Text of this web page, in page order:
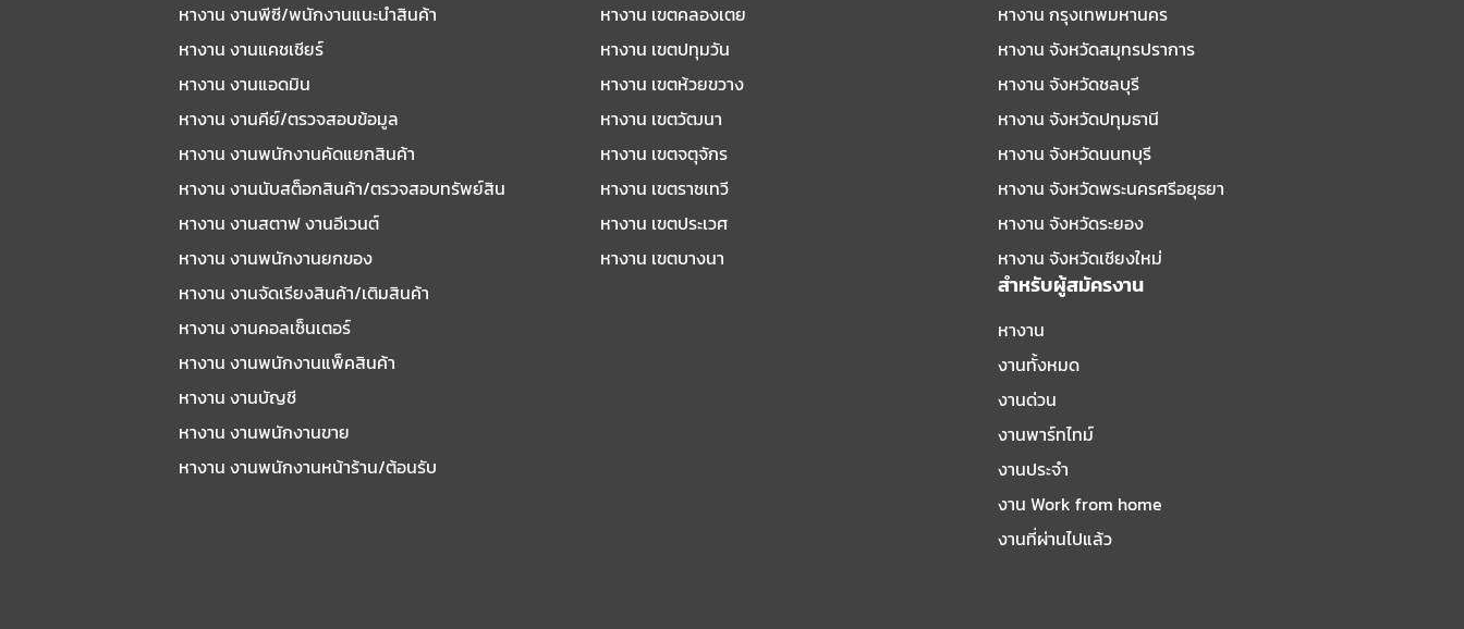
หางาน งานพีซี/พนักงานแนะนําสินค้า
หางาน งานแคชเชียร์
หางาน งานแอดมิน
หางาน งานคีย์/ตรวจสอบข้อมูล
หางาน งานพนักงานคัดแยกสินค้า
หางาน งานนับสต็อกสินค้า/ตรวจสอบทรัพย์สิน
หางาน งานสตาฟ งานอีเวนต์
หางาน งานพนักงานยกของ
หางาน งานจัดเรียงสินค้า/เติมสินค้า
หางาน งานคอลเซ็นเตอร์
หางาน งานพนักงานแพ็คสินค้า
หางาน งานบัญชี
หางาน งานพนักงานขาย
หางาน งานพนักงานหน้าร้าน/ต้อนรับ
หางาน เขตคลองเตย
หางาน เขตปทุมวัน
หางาน เขตห้วยขวาง
หางาน เขตวัฒนา
หางาน เขตจตุจักร
หางาน เขตราชเทวี
หางาน เขตประเวศ
หางาน เขตบางนา
หางาน กรุงเทพมหานคร
หางาน จังหวัดสมุทรปราการ
หางาน จังหวัดชลบุรี
หางาน จังหวัดปทุมธานี
หางาน จังหวัดนนทบุรี
หางาน จังหวัดพระนครศรีอยุธยา
หางาน จังหวัดระยอง
หางาน จังหวัดเชียงใหม่
สำหรับผู้สมัครงาน
หางาน
งานทั้งหมด
งานด่วน
งานพาร์ทไทม์
งานประจำ
งาน Work from home
งานที่ผ่านไปแล้ว